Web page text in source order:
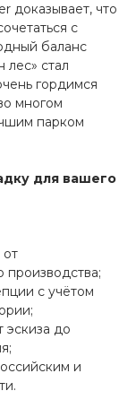
доказывает, что
с
баланс
стал
гордимся
многом
парком
для вашего
производства;
с учётом
эскиза до
и